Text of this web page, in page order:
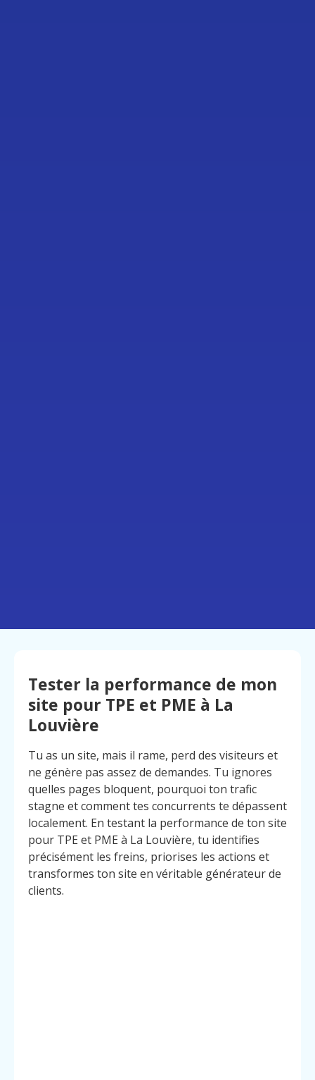
Tester la performance de mon
site pour TPE et PME à La
Louvière
Tu as un site, mais il rame, perd des visiteurs et
ne génère pas assez de demandes. Tu ignores
quelles pages bloquent, pourquoi ton trafic
stagne et comment tes concurrents te dépassent
localement. En testant la performance de ton site
pour TPE et PME à La Louvière, tu identifies
précisément les freins, priorises les actions et
transformes ton site en véritable générateur de
clients.